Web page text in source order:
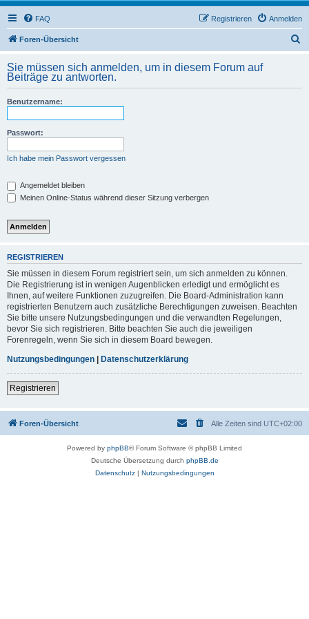
FAQ Anmelden
Registrieren
Foren-Übersicht
h
Sie müssen sich anmelden, um in diesem Forum auf
Beiträge zu antworten.
Benutzername:
Passwort:
Ich habe mein Passwort vergessen
Angemeldet bleiben
Meinen Online-Status während dieser Sitzung verbergen
REGISTRIEREN
Sie müssen in diesem Forum registriert sein, um sich anmelden zu können.
Die Registrierung ist in wenigen Augenblicken erledigt und ermöglicht es
Ihnen, auf weitere Funktionen zuzugreifen. Die Board-Administration kann
registrierten Benutzern auch zusätzliche Berechtigungen zuweisen. Beachten
Sie bitte unsere Nutzungsbedingungen und die verwandten Regelungen,
bevor Sie sich registrieren. Bitte beachten Sie auch die jeweiligen
Forenregeln, wenn Sie sich in diesem Board bewegen.
Nutzungsbedingungen | Datenschutzerklärung
Registrieren
Foren-Übersicht Alle Zeiten sind UTC+02:00
Powered by phpBB® Forum Software © phpBB Limited
Deutsche Übersetzung durch phpBB.de
Datenschutz| Nutzungsbedingungen